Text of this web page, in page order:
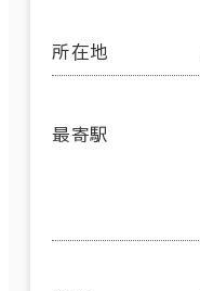
所在地
最寄駅